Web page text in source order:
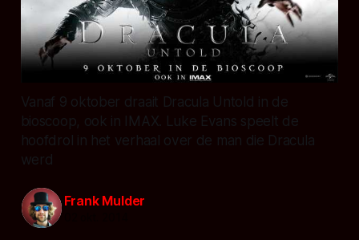
Vanaf 9 oktober draait Dracula Untold in de
bioscoop, ook in IMAX. Luke Evans speelt de
hoofdrol in het verhaal over de man die Dracula
werd
Frank Mulder